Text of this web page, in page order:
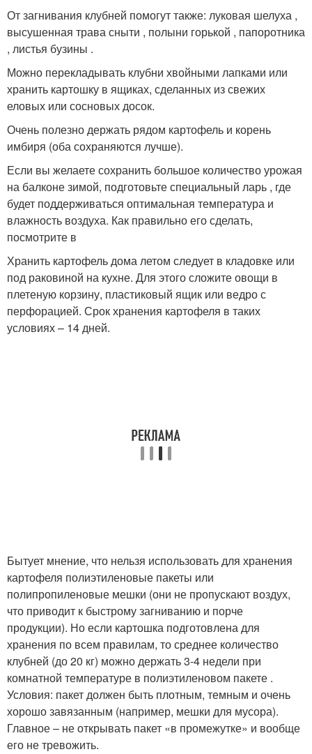
От загнивания клубней помогут также: луковая шелуха ,
высушенная трава сныти , полыни горькой , папоротника
, листья бузины .
Можно перекладывать клубни хвойными лапками или
хранить картошку в ящиках, сделанных из свежих
еловых или сосновых досок.
Очень полезно держать рядом картофель и корень
имбиря (оба сохраняются лучше).
Если вы желаете сохранить большое количество урожая
на балконе зимой, подготовьте специальный ларь , где
будет поддерживаться оптимальная температура и
влажность воздуха. Как правильно его сделать,
посмотрите в
Хранить картофель дома летом следует в кладовке или
под раковиной на кухне. Для этого сложите овощи в
плетеную корзину, пластиковый ящик или ведро с
перфорацией. Срок хранения картофеля в таких
условиях – 14 дней.
Бытует мнение, что нельзя использовать для хранения
картофеля полиэтиленовые пакеты или
полипропиленовые мешки (они не пропускают воздух,
что приводит к быстрому загниванию и порче
продукции). Но если картошка подготовлена для
хранения по всем правилам, то среднее количество
клубней (до 20 кг) можно держать 3-4 недели при
комнатной температуре в полиэтиленовом пакете .
Условия: пакет должен быть плотным, темным и очень
хорошо завязанным (например, мешки для мусора).
Главное – не открывать пакет «в промежутке» и вообще
его не тревожить.